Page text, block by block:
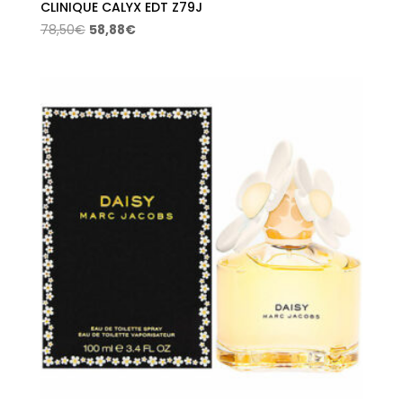
CLINIQUE CALYX EDT Z79J
78,50€ El
78,50€.
58,88€El
58,88€.